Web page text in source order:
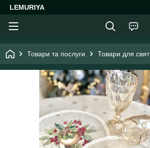
LEMURIYA
Товари та послуги Товари для свят